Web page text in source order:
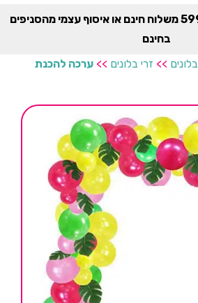
משלוח ב-35 ₪, מעל 599 משלוח חינם או איסוף עצמי מהסניפים
בחינם
בלונים >> זרי בלונים >> ערכה להכנת